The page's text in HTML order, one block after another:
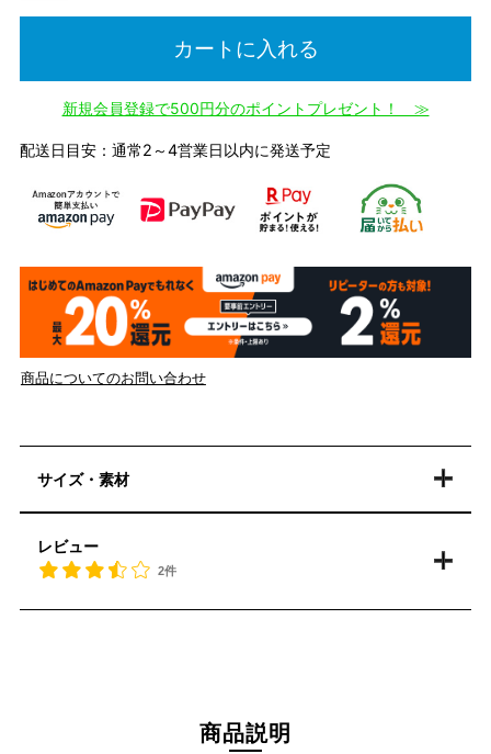
カートに入れる
新規会員登録で500円分のポイントプレゼント！ ≫
配送日目安：通常2～4営業日以内に発送予定
商品についてのお問い合わせ
サイズ・素材
レビュー
2件
商品説明